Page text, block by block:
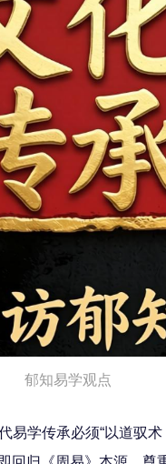
郁知易学观点
易学传承必须“以道驭